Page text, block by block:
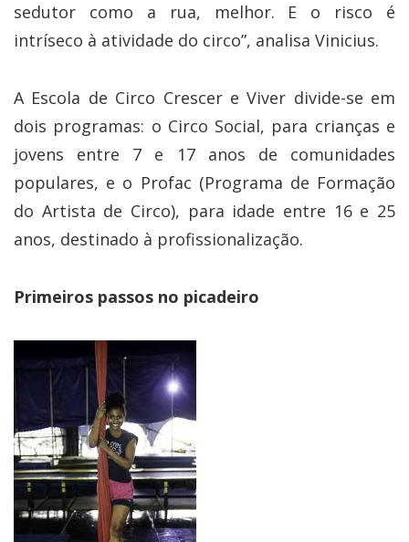
sedutor como a rua, melhor. E o risco é
intríseco à atividade do circo”, analisa Vinicius.
A Escola de Circo Crescer e Viver divide-se em
dois programas: o Circo Social, para crianças e
jovens entre 7 e 17 anos de comunidades
populares, e o Profac (Programa de Formação
do Artista de Circo), para idade entre 16 e 25
anos, destinado à profissionalização.
Primeiros passos no picadeiro